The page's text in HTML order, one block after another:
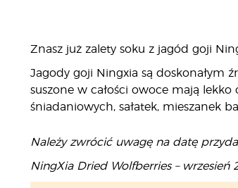
Znasz już zalety soku z jagód goji
Jagody goji Ningxia są doskonałym
suszone w całości owoce mają
śniadaniowych, sałatek, mieszanek
Należy zwrócić uwagę na datę
NingXia Dried Wolfberries – wrzesień